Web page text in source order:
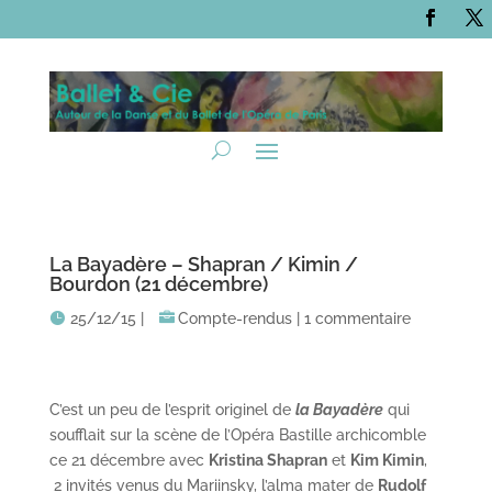
La Bayadère – Shapran / Kimin /
Bourdon (21 décembre)
25/12/15 Compte-rendus| 1 commentaire
C’est un peu de l’esprit originel de la Bayadèrequi
soufflait sur la scène de l’Opéra Bastille archicomble
ce 21 décembre avec Kristina Shapranet Kim Kimin,
2 invités venus du Mariinsky, l’alma mater de Rudolf